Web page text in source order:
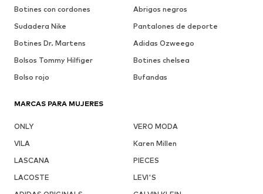
Botines con cordones
Abrigos negros
Sudadera Nike
Pantalones de deporte
Botines Dr. Martens
Adidas Ozweego
Bolsos Tommy Hilfiger
Botines chelsea
Bolso rojo
Bufandas
MARCAS PARA MUJERES
ONLY
VERO MODA
VILA
Karen Millen
LASCANA
PIECES
LACOSTE
LEVI'S